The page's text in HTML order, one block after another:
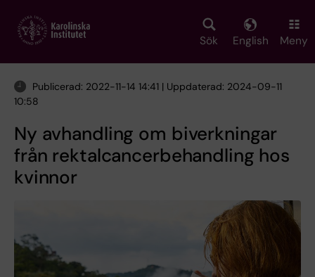
main
Sök English Meny
Publicerad: 2022-11-14 14:41 | Uppdaterad: 2024-09-11
10:58
Ny avhandling om biverkningar
från rektalcancerbehandling hos
kvinnor